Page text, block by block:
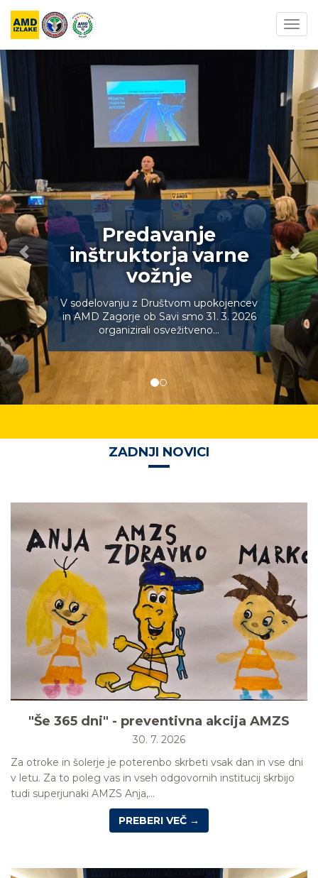
Predavanje
inštruktorja varne
vožnje
V sodelovanju z Društvom upokojencev
in AMD Zagorje ob Savi smo 31. 3. 2026
organizirali osvežitveno...
ZADNJI NOVICI
"Še 365 dni" - preventivna akcija AMZS
30. 7. 2026
Za otroke in šolerje je poterenbo skrbeti vsak dan in vse dni
v letu. Za to poleg vas in vseh odgovornih institucij skrbijo
tudi superjunaki AMZS Anja,...
PREBERI VEČ →